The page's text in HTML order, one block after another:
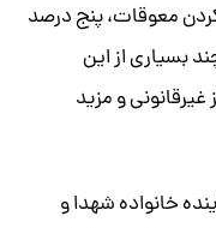
معوقات، پنج درصد
بسیاری از این
و مزید
خانواده شهدا و